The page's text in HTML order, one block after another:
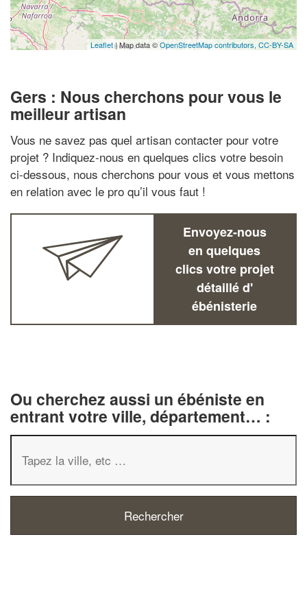
Leaflet| Map data ©OpenStreetMap contributors, CC-BY-SA
Gers : Nous cherchons pour vous le
meilleur artisan
Vous ne savez pas quel artisan contacter pour votre
projet ? Indiquez-nous en quelques clics votre besoin
ci-dessous, nous cherchons pour vous et vous mettons
en relation avec le pro qu’il vous faut !
Envoyez-nous
en quelques
clics votre projet
détaillé d'
ébénisterie
Ou cherchez aussi un ébéniste en
entrant votre ville, département… :